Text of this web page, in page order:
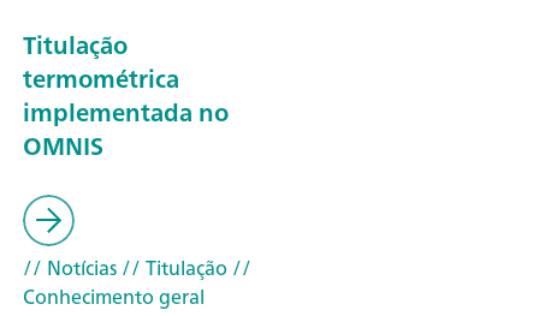
Titulação
termométrica
implementada no
OMNIS
// Notícias// Titulação //
Conhecimento geral